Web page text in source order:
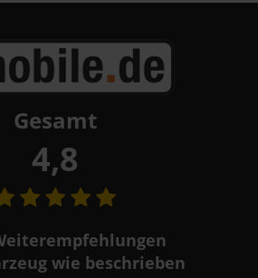
Gesamt
4,8
wie beschrieben